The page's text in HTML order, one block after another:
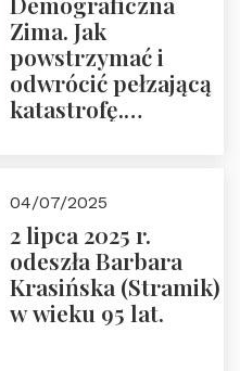
Zima. Jak
powstrzymać i
odwrócić pełzającą
katastrofę.
Nowego
Ćwierćwiecza”
04/07/2025
2 lipca 2025 r.
odeszła Barbara
Krasińska (Stramik)
w wieku 95 lat.